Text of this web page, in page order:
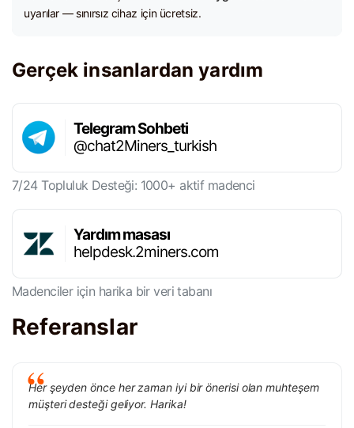
uyarılar — sınırsız cihaz için ücretsiz.
Gerçek insanlardan yardım
Telegram Sohbeti
@chat2Miners_turkish
7/24 Topluluk Desteği: 1000+ aktif madenci
Yardım masası
helpdesk.2miners.com
Madenciler için harika bir veri tabanı
Referanslar
Her şeyden önce her zaman iyi bir önerisi olan muhteşem
müşteri desteği geliyor. Harika!